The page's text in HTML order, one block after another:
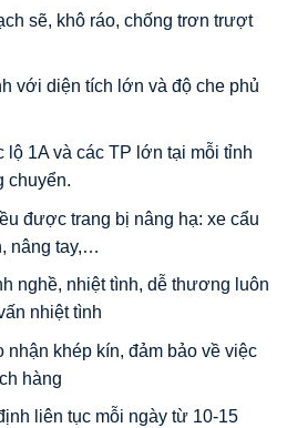
sẽ, khô ráo, chống trơn trượt
với diện tích lớn và độ che phủ
lộ 1A và các TP lớn tại mỗi tỉnh
chuyển.
được trang bị nâng hạ: xe cẩu
nâng tay,…
nghề, nhiệt tình, dễ thương luôn
nhiệt tình
nhận khép kín, đảm bảo về việc
hàng
liên tục mỗi ngày từ 10-15